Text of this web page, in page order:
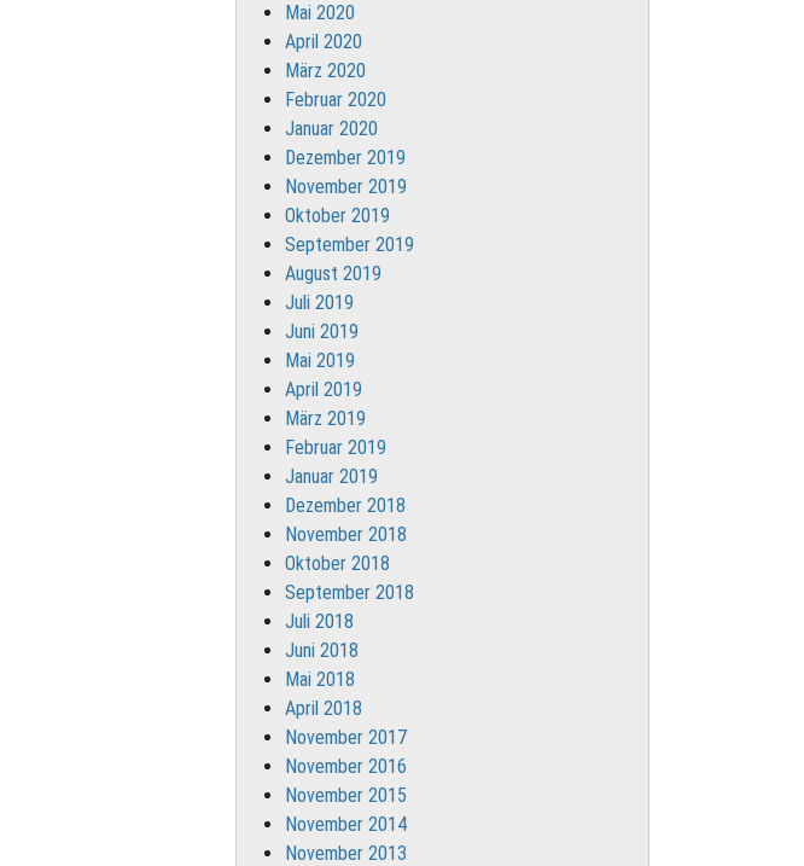
Mai 2020
April 2020
März 2020
Februar 2020
Januar 2020
Dezember 2019
November 2019
Oktober 2019
September 2019
August 2019
Juli 2019
Juni 2019
Mai 2019
April 2019
März 2019
Februar 2019
Januar 2019
Dezember 2018
November 2018
Oktober 2018
September 2018
Juli 2018
Juni 2018
Mai 2018
April 2018
November 2017
November 2016
November 2015
November 2014
November 2013